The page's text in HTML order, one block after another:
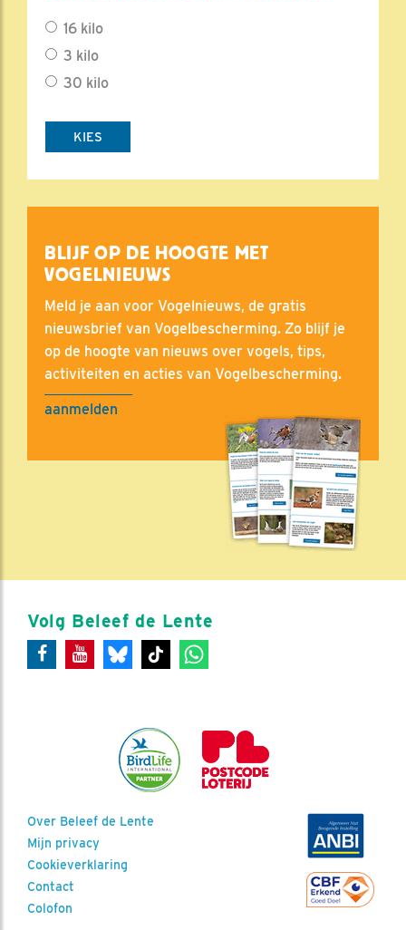
16 kilo
3 kilo
30 kilo
KIES
BLIJF OP DE HOOGTE MET
VOGELNIEUWS
Meld je aan voor Vogelnieuws, de gratis
nieuwsbrief van Vogelbescherming. Zo blijf je
op de hoogte van nieuws over vogels, tips,
activiteiten en acties van Vogelbescherming.
aanmelden
Volg Beleef de Lente
Over Beleef de Lente
Mijn privacy
Cookieverklaring
Contact
Colofon